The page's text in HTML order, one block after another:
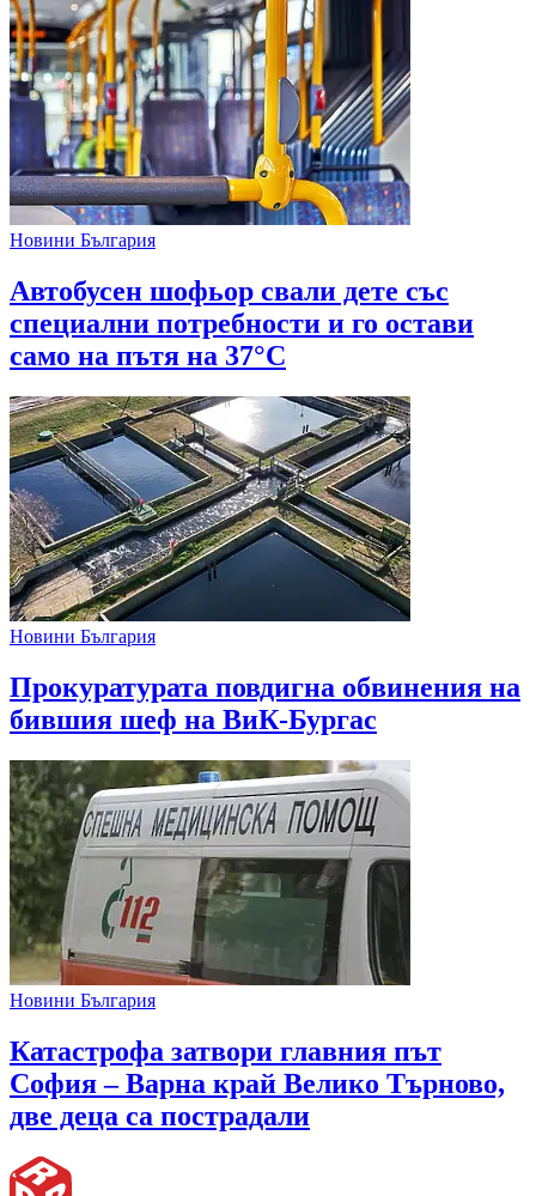
Новини България
Автобусен шофьор свали дете със
специални потребности и го остави
само на пътя на 37°C
Новини България
Прокуратурата повдигна обвинения на
бившия шеф на ВиК-Бургас
Новини България
Катастрофа затвори главния път
София – Варна край Велико Търново,
две деца са пострадали